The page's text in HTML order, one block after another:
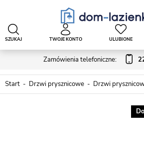
Zamówienia telefoniczne:
SZUKAJ TWOJE KONTO ULUBIONE
Start Drzwi prysznicowe Drzwi